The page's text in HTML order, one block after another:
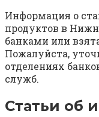
Информация о
продуктов в
банками или
Пожалуйста,
отделениях
служб.
Статьи об